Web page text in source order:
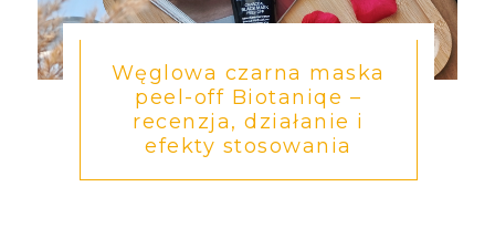
Węglowa czarna maska
peel-off Biotaniqe –
recenzja, działanie i
efekty stosowania